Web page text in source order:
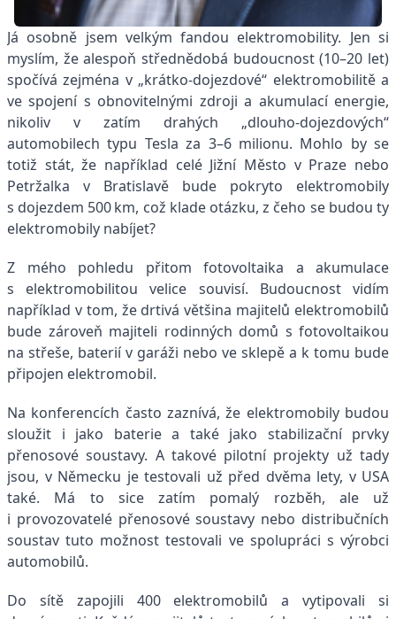
Já osobně jsem velkým fandou elektromobility. Jen si
myslím, že alespoň střednědobá budoucnost (10–20 let)
spočívá zejména v „krátko-dojezdové“ elektromobilitě a
ve spojení s obnovitelnými zdroji a akumulací energie,
nikoliv v zatím drahých „dlouho-dojezdových“
automobilech typu Tesla za 3–6 milionu. Mohlo by se
totiž stát, že například celé Jižní Město v Praze nebo
Petržalka v Bratislavě bude pokryto elektromobily
s dojezdem 500 km, což klade otázku, z čeho se budou ty
elektromobily nabíjet?
Z mého pohledu přitom fotovoltaika a akumulace
s elektromobilitou velice souvisí. Budoucnost vidím
například v tom, že drtivá většina majitelů elektromobilů
bude zároveň majiteli rodinných domů s fotovoltaikou
na střeše, baterií v garáži nebo ve sklepě a k tomu bude
připojen elektromobil.
Na konferencích často zaznívá, že elektromobily budou
sloužit i jako baterie a také jako stabilizační prvky
přenosové soustavy. A takové pilotní projekty už tady
jsou, v Německu je testovali už před dvěma lety, v USA
také. Má to sice zatím pomalý rozběh, ale už
i provozovatelé přenosové soustavy nebo distribučních
soustav tuto možnost testovali ve spolupráci s výrobci
automobilů.
Do sítě zapojili 400 elektromobilů a vytipovali si